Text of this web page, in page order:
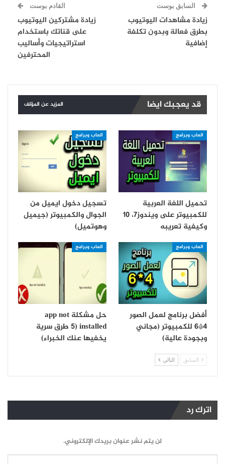
السابق بوست
زيادة مشاهدات اليوتيوب
بطرق فعالة وبدون تكلفة
إضافية
القادم بوست
زيادة مشتركين اليوتيوب
على قناتك باستخدام
استراتيجيات وأساليب
المحترفين
قد يعجبك ايضا المزيد عن المؤلف
العاب وبرامج
تحميل اللغة العربية
للكمبيوتر على ويندوز7، 10
وكيفية تعريبه
العاب وبرامج
تسجيل دخول ايميل من
الجوال والكمبيوتر (جيميل
وهوتميل)
العاب وبرامج
أفضل برنامج لعمل الصور
4*6 للكمبيوتر (مجاني
وبجودة عالية)
العاب وبرامج
حل مشكلة app not
installed (5 طرق سرية
يخفيها عنك الخبراء)
السابق التالي
اترك رد
لن يتم نشر عنوان بريدك الإلكتروني.